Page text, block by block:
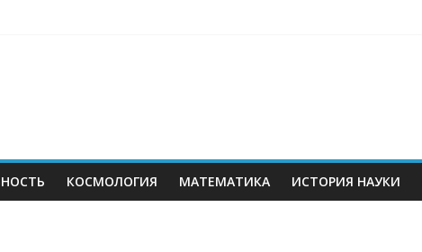
КОСМОЛОГИЯ МАТЕМАТИКА ИСТОРИЯ НАУКИ